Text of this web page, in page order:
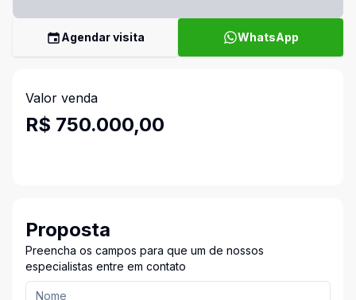
Agendar visita WhatsApp
Valor venda
R$ 750.000,00
Proposta
Preencha os campos para que um de nossos
especialistas entre em contato